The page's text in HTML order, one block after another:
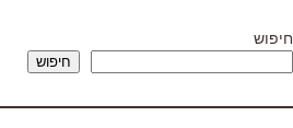
חיפוש
חיפוש